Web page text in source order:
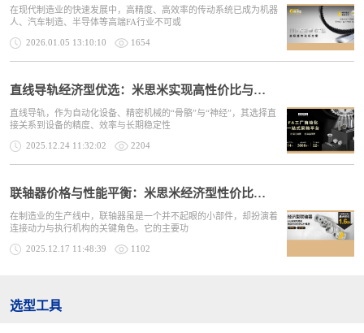
在现代制造业的快速发展中，高精度、高效率的传动系统已成为机器
人、汽车制造、半导体等高端FA行业不可或
2026.01.05 13:10:10 1654
直线导轨经济型优选：米思米实现高性价比与稳定供应
直线导轨，作为自动化设备、精密机械的“骨骼”与“神经”，其选择直
接关系到设备的精度、效率与长期稳定性
2025.12.24 11:32:02 2204
联轴器价格与性能平衡：米思米经济型性价比解析
在制造业的生产线中，联轴器虽是一个并不起眼的小部件，却扮演着
连接动力与执行机构的关键角色。它的主要功
2025.12.17 11:48:39 1102
选型工具